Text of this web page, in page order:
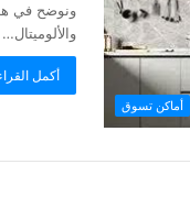
أماكن تسوق
ونوضح في
والألوميتال…
أكمل